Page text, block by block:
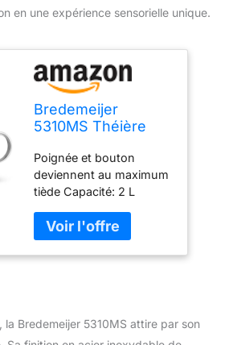
en une expérience sensorielle unique.
Bredemeijer
5310MS Théière
Inoxydable Argent
175 x 256 x 209 cm
Poignée et bouton
deviennent au maximum
tiède Capacité: 2 L
Verser de façon optimale
et sans goutter Métal
brillant avec poignée inox
la Bredemeijer 5310MS attire par son